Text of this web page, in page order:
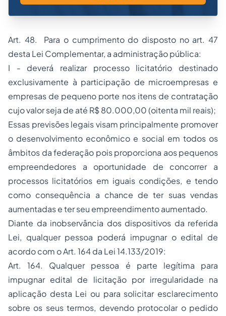
Art. 48. Para o cumprimento do disposto no art. 47
desta Lei Complementar, a administração pública:
I - deverá realizar processo licitatório destinado
exclusivamente à participação de microempresas e
empresas de pequeno porte nos itens de contratação
cujo valor seja de até R$ 80.000,00 (oitenta mil reais);
Essas previsões legais visam principalmente promover
o desenvolvimento econômico e social em todos os
âmbitos da federação pois proporciona aos pequenos
empreendedores a oportunidade de concorrer a
processos licitatórios em iguais condições, e tendo
como consequência a chance de ter suas vendas
aumentadas e ter seu empreendimento aumentado.
Diante da inobservância dos dispositivos da referida
Lei, qualquer pessoa poderá impugnar o edital de
acordo com o Art. 164 da Lei 14.133/2019:
Art. 164. Qualquer pessoa é parte legítima para
impugnar edital de licitação por irregularidade na
aplicação desta Lei ou para solicitar esclarecimento
sobre os seus termos, devendo protocolar o pedido